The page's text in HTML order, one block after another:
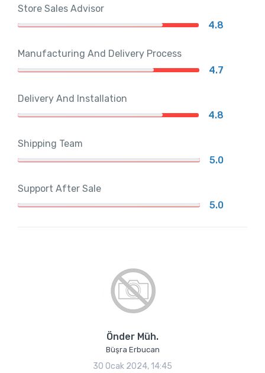
Store Sales Advisor
4.8
Manufacturing And Delivery Process
4.7
Delivery And Installation
4.8
Shipping Team
5.0
Support After Sale
5.0
Önder Müh.
Büşra Erbucan
30 Ocak 2024, 14:45